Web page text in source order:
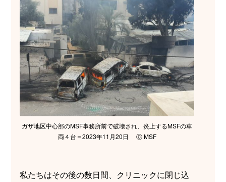
ガザ地区中心部のMSF事務所前で破壊され、炎上するMSFの車
両４台＝2023年11月20日 Ⓒ MSF
私たちはその後の数日間、クリニックに閉じ込